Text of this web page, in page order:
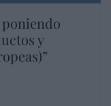
y